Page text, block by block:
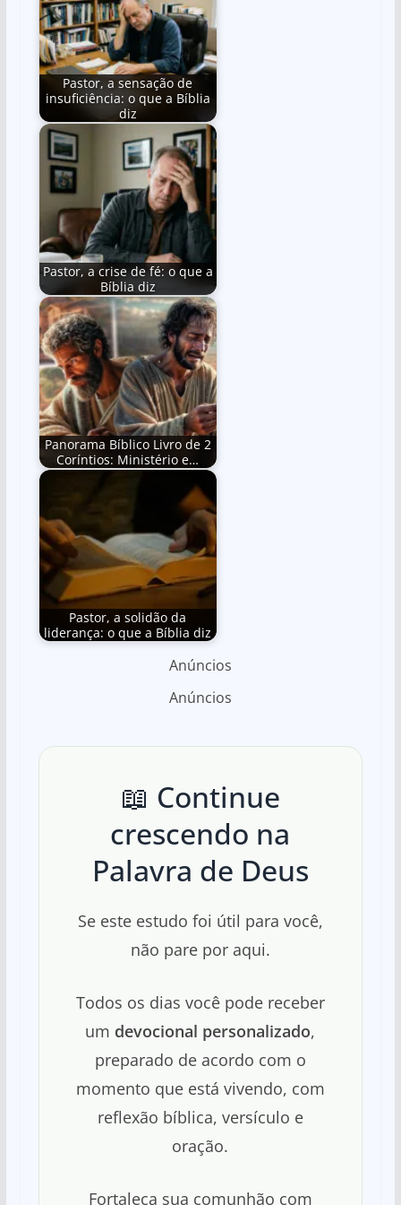
Pastor, a sensação de
insuficiência: o que a Bíblia
diz
Pastor, a crise de fé: o que a
Bíblia diz
Panorama Bíblico Livro de 2
Coríntios: Ministério e…
Pastor, a solidão da
liderança: o que a Bíblia diz
Anúncios
Anúncios
📖 Continue
crescendo na
Palavra de Deus
Se este estudo foi útil para você,
não pare por aqui.
Todos os dias você pode receber
um devocional personalizado,
preparado de acordo com o
momento que está vivendo, com
reflexão bíblica, versículo e
oração.
Fortaleça sua comunhão com